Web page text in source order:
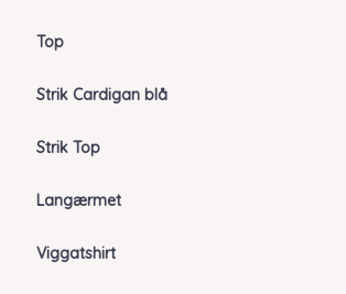
Top
Strik Cardigan blå
Strik Top
Langærmet
Viggatshirt